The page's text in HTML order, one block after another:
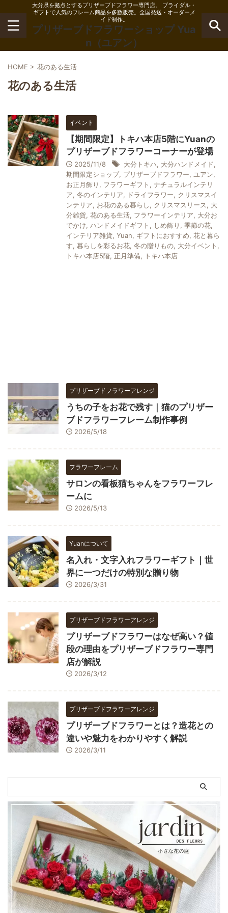
大分県を拠点とするプリザーブドフラワー専門店。 ブライダル・
ギフトで人気のフレーム商品を多数販売。全国発送・オーダーメ
イド制作。
プリザーブドフラワーショップ Yua
n（ユアン）
HOME > 花のある生活
花のある生活
イベント
【期間限定】トキハ本店5階にYuanの
プリザーブドフラワーコーナーが登場
2025/11/8 大分トキハ, 大分ハンドメイド,
期間限定ショップ, プリザーブドフラワー, ユアン,
お正月飾り , フラワーギフト , ナチュラルインテリ
ア, 冬のインテリア, ドライフラワー, クリスマスイ
ンテリア, お花のある暮らし, クリスマスリース, 大
分雑貨, 花のある生活, フラワーインテリア, 大分お
でかけ, ハンドメイドギフト , しめ飾り , 季節の花,
インテリア雑貨, Yuan, ギフトにおすすめ, 花と暮ら
す, 暮らしを彩るお花, 冬の贈りもの, 大分イベント ,
トキハ本店5階, 正月準備, トキハ本店
プリザーブドフラワーアレンジ
うちの子をお花で残す｜猫のプリザー
ブドフラワーフレーム制作事例
2026/5/18
フラワーフレーム
サロンの看板猫ちゃんをフラワーフレ
ームに
2026/5/13
Yuanについて
名入れ・文字入れフラワーギフト｜世
界に一つだけの特別な贈り物
2026/3/31
プリザーブドフラワーアレンジ
プリザーブドフラワーはなぜ高い？値
段の理由をプリザーブドフラワー専門
店が解説
2026/3/12
プリザーブドフラワーアレンジ
プリザーブドフラワーとは？造花との
違いや魅力をわかりやすく解説
2026/3/11